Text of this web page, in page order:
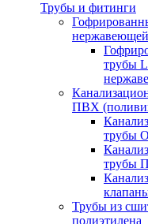
Трубы и фитинги
нержавеющей
трубы
ПВХ
трубы
трубы
Трубы из
полиэтилена